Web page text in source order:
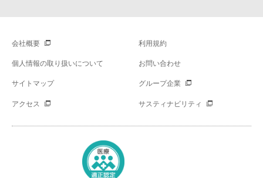
会社概要 利用規約
個人情報の取り扱いについて お問い合わせ
サイトマップ グループ企業
アクセス サスティナビリティ